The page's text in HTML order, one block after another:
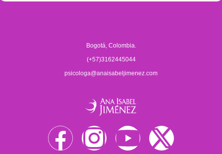
Bogotá, Colombia.
(+57)3162445044
psicologa@anaisabeljimenez.com